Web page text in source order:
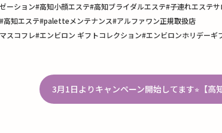
ション#高知小顔エステ#高知ブライダルエステ#子連れエステ
高知エステ#paletteメンテナンス#アルファワン正規取扱店
フレ#エンビロン ギフトコレクション#エンビロンホリデーギ
3月1日よりキャンペーン開始してます⭐︎【高